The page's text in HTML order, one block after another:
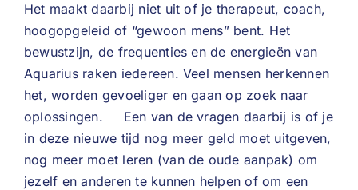
Het maakt daarbij niet uit of je therapeut, coach,
hoogopgeleid of “gewoon mens” bent. Het
bewustzijn, de frequenties en de energieën van
Aquarius raken iedereen. Veel mensen herkennen
het, worden gevoeliger en gaan op zoek naar
oplossingen. Een van de vragen daarbij is of je
in deze nieuwe tijd nog meer geld moet uitgeven,
nog meer moet leren (van de oude aanpak) om
jezelf en anderen te kunnen helpen of om een